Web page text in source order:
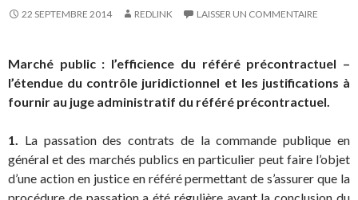
22 SEPTEMBRE 2014 REDLINK LAISSER UN COMMENTAIRE
Marché public : l’efficience du référé précontractuel –
l’étendue du contrôle juridictionnel et les justifications à
fournir au juge administratif du référé précontractuel.
1. La passation des contrats de la commande publique en
général et des marchés publics en particulier peut faire l’objet
d’une action en justice en référé permettant de s’assurer que la